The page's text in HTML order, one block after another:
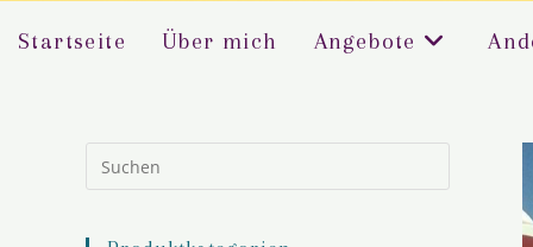
Startseite Über mich Angebote